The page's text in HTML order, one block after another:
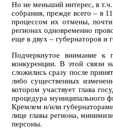
Но не меньший интерес, в т.ч.
собрания, прежде всего – в
процессом их отмены,
регионах одновременно
еще в двух – губернаторов и
Подчеркнутое внимание к
конкуренции. В этой связи
сложились сразу после
либо существенных
котором участвует глава
процедура муниципального
Кремлем и/или
лице главы региона,
персоны.